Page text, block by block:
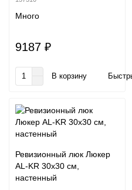
Много
9187 ₽
В корзину
Ревизионный люк Люкер
AL-KR 30x30 см,
настенный